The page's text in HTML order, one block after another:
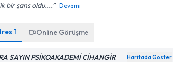
bir şans oldu....
Devamı
1 Online Görüşme
SAYIN PSİKOAKADEMİ CİHANGİR Haritada Göster